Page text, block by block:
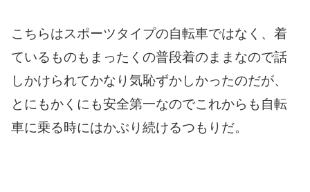
こちらはスポーツタイプの自転車ではなく、着
ているものもまったくの普段着のままなので話
しかけられてかなり気恥ずかしかったのだが、
とにもかくにも安全第一なのでこれからも自転
車に乗る時にはかぶり続けるつもりだ。